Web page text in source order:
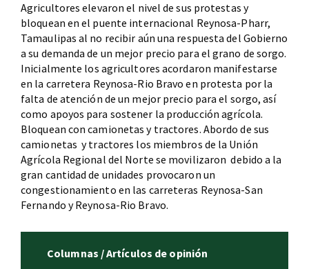
Agricultores elevaron el nivel de sus protestas y
bloquean en el puente internacional Reynosa-Pharr,
Tamaulipas al no recibir aún una respuesta del Gobierno
a su demanda de un mejor precio para el grano de sorgo.
Inicialmente los agricultores acordaron manifestarse
en la carretera Reynosa-Rio Bravo en protesta por la
falta de atención de un mejor precio para el sorgo, así
como apoyos para sostener la producción agrícola.
Bloquean con camionetas y tractores. Abordo de sus
camionetas y tractores los miembros de la Unión
Agrícola Regional del Norte se movilizaron debido a la
gran cantidad de unidades provocaron un
congestionamiento en las carreteras Reynosa-San
Fernando y Reynosa-Rio Bravo.
Columnas / Artículos de opinión